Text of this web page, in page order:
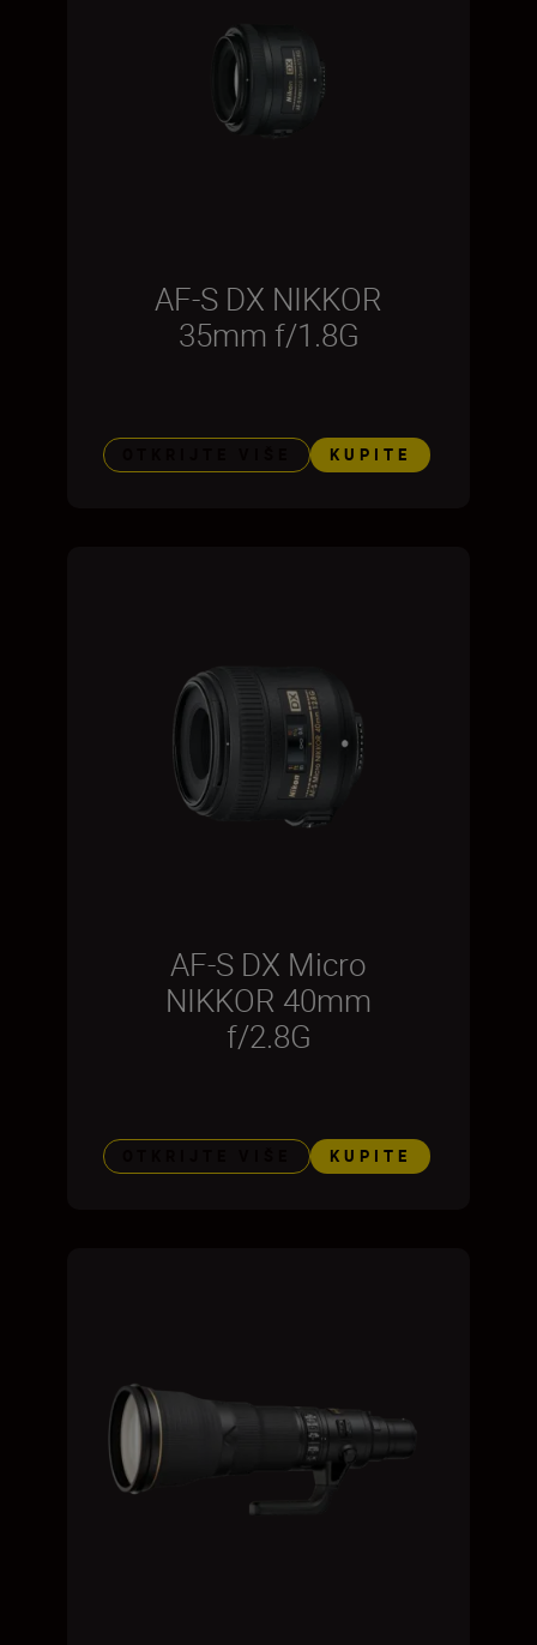
AF-S DX NIKKOR
35mm f/1.8G
KUPITE
AF-S DX Micro
NIKKOR 40mm
f/2.8G
KUPITE